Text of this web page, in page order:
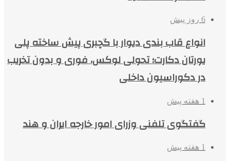
6 روز پیش
انواع قاب بندی دیوار با گچبری پیش ساخته پلی
یورتان دکارت؛ تحولی لوکس، فوری و بدون تخریب
در دکوراسیون داخلی
1 هفته پیش
گفتگوی تلفنی وزرای امور خارجه ایران و هند
1 هفته پیش